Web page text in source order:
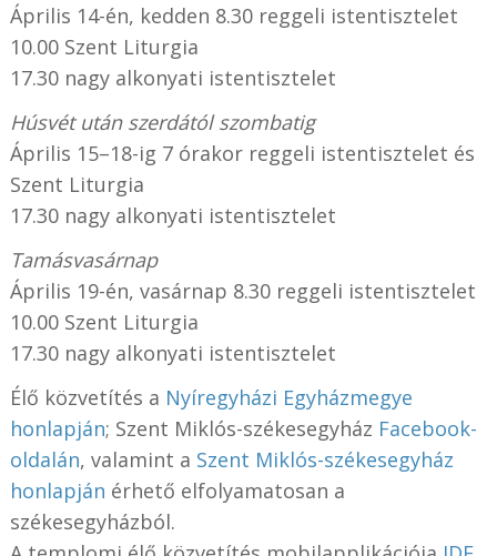
Április 14-én, kedden 8.30 reggeli istentisztelet
10.00 Szent Liturgia
17.30 nagy alkonyati istentisztelet
Húsvét után szerdától szombatig
Április 15–18-ig 7 órakor reggeli istentisztelet és
Szent Liturgia
17.30 nagy alkonyati istentisztelet
Tamásvasárnap
Április 19-én, vasárnap 8.30 reggeli istentisztelet
10.00 Szent Liturgia
17.30 nagy alkonyati istentisztelet
Élő közvetítés a Nyíregyházi Egyházmegye
honlapján; Szent Miklós-székesegyház Facebook-
oldalán, valamint a Szent Miklós-székesegyház
honlapján érhető elfolyamatosan a
székesegyházból.